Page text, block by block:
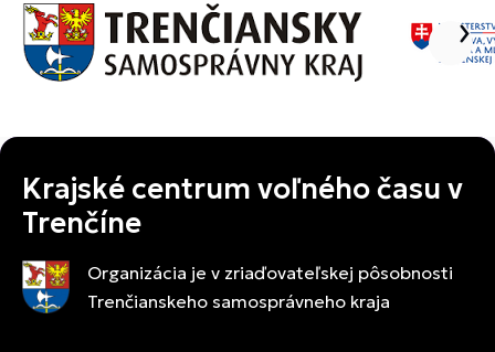
Krajské centrum voľného času v
Trenčíne
Organizácia je v zriaďovateľskej pôsobnosti
Trenčianskeho samosprávneho kraja